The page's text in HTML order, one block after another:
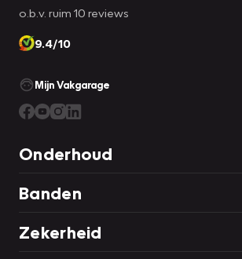
o.b.v. ruim 10 reviews
9.4/10
Mijn Vakgarage
Onderhoud
Banden
Zekerheid